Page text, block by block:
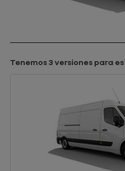
Tenemos 3 versiones para